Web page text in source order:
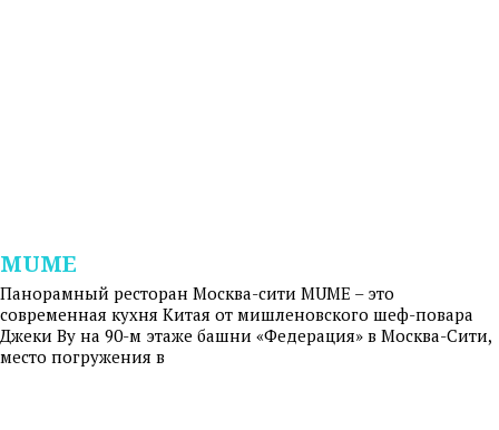
MUME
Панорамный ресторан Москва-сити MUME – это
современная кухня Китая от мишленовского шеф-повара
Джеки Ву на 90-м этаже башни «Федерация» в Москва-Сити,
место погружения в